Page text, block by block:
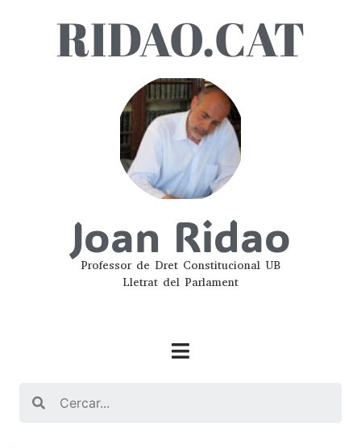
RIDAO.CAT
Joan Ridao
Professor de Dret Constitucional UB
Lletrat del Parlament